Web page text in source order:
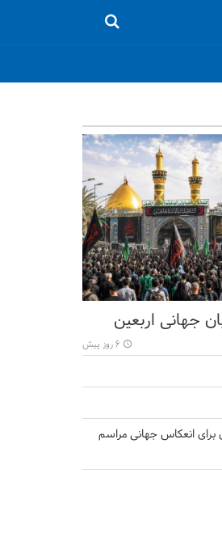
جهانی اربعین
۶ روز پیش
برای انعکاس جهانی مراسم